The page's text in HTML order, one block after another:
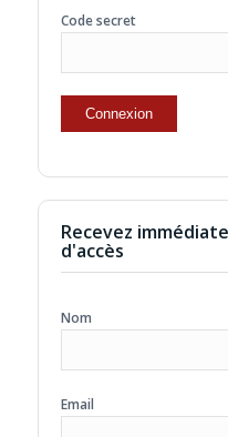
Code secret
Recevez
d'accès
Nom
Email